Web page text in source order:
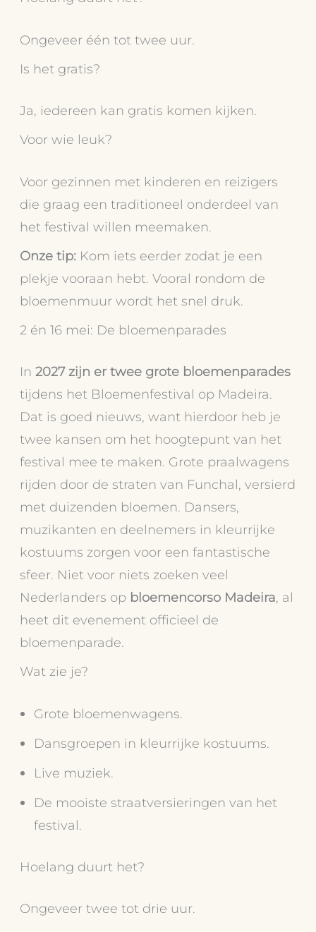
Ongeveer één tot twee uur.
Is het gratis?
Ja, iedereen kan gratis komen kijken.
Voor wie leuk?
Voor gezinnen met kinderen en reizigers
die graag een traditioneel onderdeel van
het festival willen meemaken.
Onze tip: Kom iets eerder zodat je een
plekje vooraan hebt. Vooral rondom de
bloemenmuur wordt het snel druk.
2 én 16 mei: De bloemenparades
In2027 zijn er twee grote bloemenparades
tijdens het Bloemenfestival op Madeira.
Dat is goed nieuws, want hierdoor heb je
twee kansen om het hoogtepunt van het
festival mee te maken. Grote praalwagens
rijden door de straten van Funchal, versierd
met duizenden bloemen. Dansers,
muzikanten en deelnemers in kleurrijke
kostuums zorgen voor een fantastische
sfeer. Niet voor niets zoeken veel
Nederlanders op bloemencorso Madeira, al
heet dit evenement officieel de
bloemenparade.
Wat zie je?
Grote bloemenwagens.
Dansgroepen in kleurrijke kostuums.
Live muziek.
De mooiste straatversieringen van het
festival.
Hoelang duurt het?
Ongeveer twee tot drie uur.